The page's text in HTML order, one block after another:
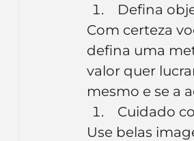
Defina
Com certeza
defina uma
valor quer
mesmo e se a
Cuidado
Use belas